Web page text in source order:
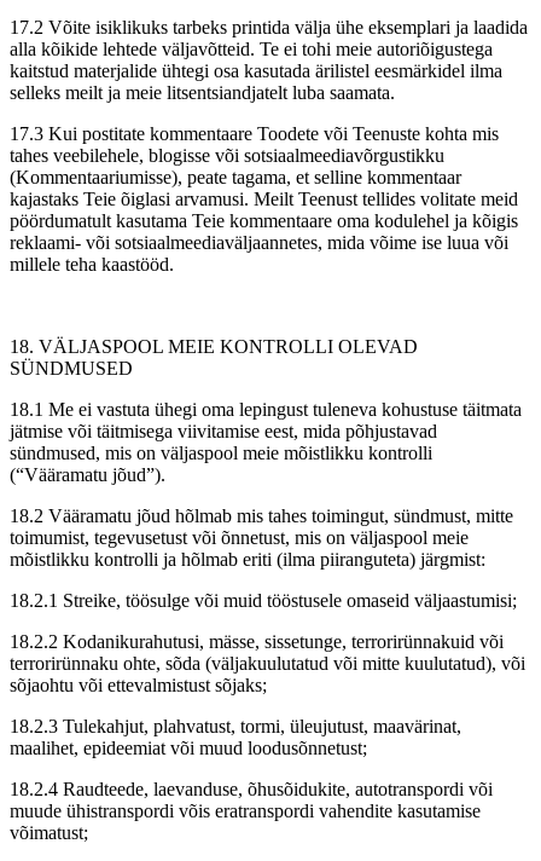
17.2 Võite isiklikuks tarbeks printida välja ühe eksemplari ja laadida
alla kõikide lehtede väljavõtteid. Te ei tohi meie autoriõigustega
kaitstud materjalide ühtegi osa kasutada ärilistel eesmärkidel ilma
selleks meilt ja meie litsentsiandjatelt luba saamata.
17.3 Kui postitate kommentaare Toodete või Teenuste kohta mis
tahes veebilehele, blogisse või sotsiaalmeediavõrgustikku
(Kommentaariumisse), peate tagama, et selline kommentaar
kajastaks Teie õiglasi arvamusi. Meilt Teenust tellides volitate meid
pöördumatult kasutama Teie kommentaare oma kodulehel ja kõigis
reklaami- või sotsiaalmeediaväljaannetes, mida võime ise luua või
millele teha kaastööd.
18. VÄLJASPOOL MEIE KONTROLLI OLEVAD
SÜNDMUSED
18.1 Me ei vastuta ühegi oma lepingust tuleneva kohustuse täitmata
jätmise või täitmisega viivitamise eest, mida põhjustavad
sündmused, mis on väljaspool meie mõistlikku kontrolli
(“Vääramatu jõud”).
18.2 Vääramatu jõud hõlmab mis tahes toimingut, sündmust, mitte
toimumist, tegevusetust või õnnetust, mis on väljaspool meie
mõistlikku kontrolli ja hõlmab eriti (ilma piiranguteta) järgmist:
18.2.1 Streike, töösulge või muid tööstusele omaseid väljaastumisi;
18.2.2 Kodanikurahutusi, mässe, sissetunge, terrorirünnakuid või
terrorirünnaku ohte, sõda (väljakuulutatud või mitte kuulutatud), või
sõjaohtu või ettevalmistust sõjaks;
18.2.3 Tulekahjut, plahvatust, tormi, üleujutust, maavärinat,
maalihet, epideemiat või muud loodusõnnetust;
18.2.4 Raudteede, laevanduse, õhusõidukite, autotranspordi või
muude ühistranspordi võis eratranspordi vahendite kasutamise
võimatust;